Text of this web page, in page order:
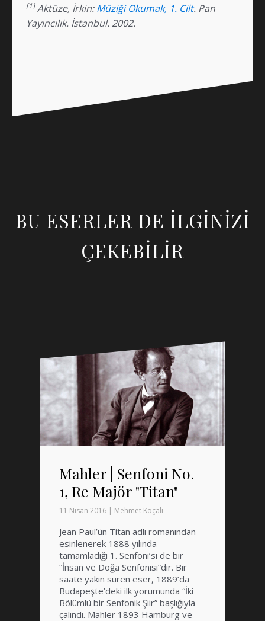
[1]Aktüze, İrkin:Müziği Okumak, 1. Cilt. Pan
Yayıncılık. İstanbul. 2002.
BU ESERLER DE ILGINIZI
ÇEKEBILIR
Mahler | Senfoni No.
1, Re Majör "Titan"
11 Nisan 2016 | Mehmet Koçali
Jean Paul’ün Titan adlı romanından
esinlenerek 1888 yılında
tamamladığı 1. Senfoni’si de bir
“İnsan ve Doğa Senfonisi”dir. Bir
saate yakın süren eser, 1889’da
Budapeşte’deki ilk yorumunda “İki
Bölümlü bir Senfonik Şiir” başlığıyla
çalındı. Mahler 1893 Hamburg ve